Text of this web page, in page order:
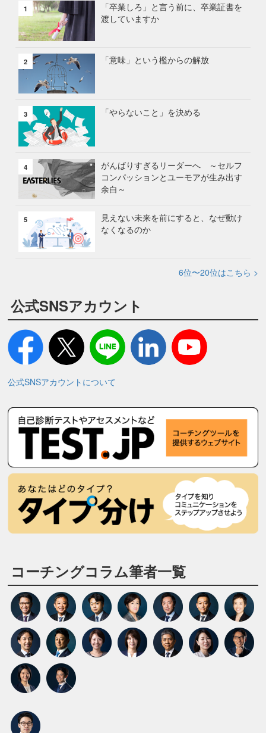
1
「卒業しろ」と言う前に、卒業証書を
渡していますか
2 「意味」という檻からの解放
3 「やらないこと」を決める
4
がんばりすぎるリーダーへ ～セルフ
コンパッションとユーモアが生み出す
余白～
5
見えない未来を前にすると、なぜ動け
なくなるのか
6位〜20位はこちら >
公式SNSアカウント
公式SNSアカウントについて
コーチングコラム筆者一覧